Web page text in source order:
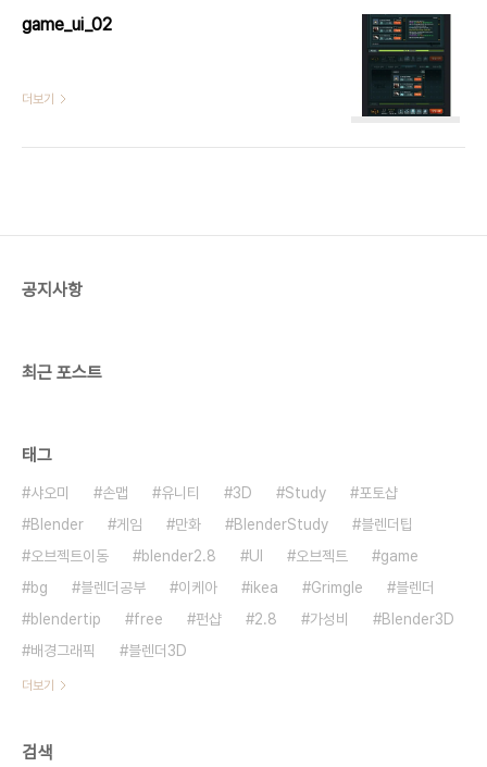
game_ui_02
더보기
공지사항
최근 포스트
태그
샤오미 손맵 유니티 3D Study
포토샵
Blender
게임 만화 BlenderStudy
블렌더팁
오브젝트이동
blender2.8 UI 오브젝트
game
bg
블렌더공부 이케아 ikea Grimgle
블렌더
blendertip
free 펀샵 2.8 가성비
Blender3D
배경그래픽
블렌더3D
더보기
검색